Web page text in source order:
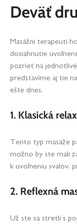
Deväť
Masážni terapeuti
dosiahnutie
pozrieť na
predstavíme aj tie
ešte dnes.
1. Klasická
Tento typ masáže
možno by ste mali
k uvoľneniu svalov,
2. Reflexná
Už ste sa stretli s